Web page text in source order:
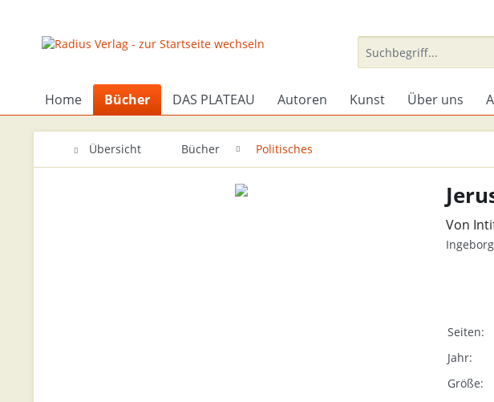
Home Bücher DAS PLATEAU Autoren Kunst Über uns
Übersicht Bücher Politisches
Von
Seiten:
Jahr:
Größe: